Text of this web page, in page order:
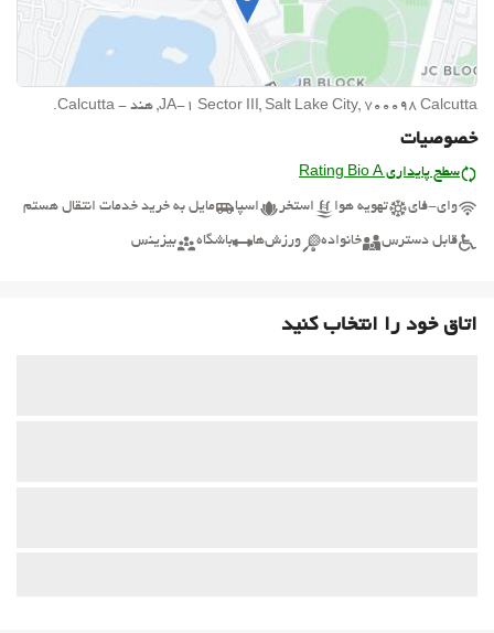
JA-1 Sector III, Salt Lake City, 700098 Calcutta, هند - Calcutta.
خصوصیات
سطح پایداری Rating Bio A
وای-فای تهویه هوا استخر اسپا مایل به خرید خدمات انتقال هستم
قابل دسترس خانواده ورزش‌ها باشگاه بیزینس
اتاق خود را انتخاب کنید